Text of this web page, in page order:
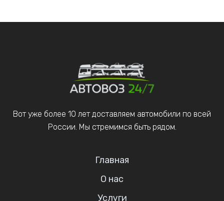
Вот уже более 10 лет доставляем автомобили по всей
России. Мы стремимся быть рядом.
Главная
О нас
Услуги